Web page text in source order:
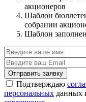
акционеров
Шаблон
собрании
Шаблон
Отправить заявку
Подтверждаю
персональных данных